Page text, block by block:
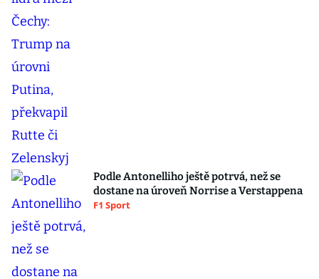
Podle Antonelliho ještě potrvá, než se
dostane na úroveň Norrise a Verstappena
F1 Sport